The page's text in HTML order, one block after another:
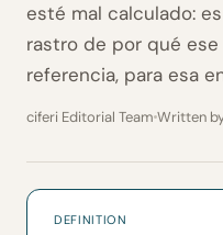
esté mal calculado:
rastro de por qué
referencia, para esa
ciferi Editorial Team Written
DEFINITION